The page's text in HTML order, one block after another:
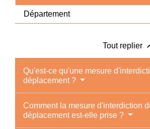
Département
Tout replier
Qu'est-ce qu'une mesure
déplacement ?
Comment la mesure d'interdiction
déplacement est-elle prise ?